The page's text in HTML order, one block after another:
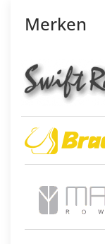
Merken